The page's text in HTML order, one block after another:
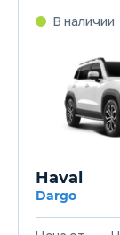
В наличии
Haval
Dargo